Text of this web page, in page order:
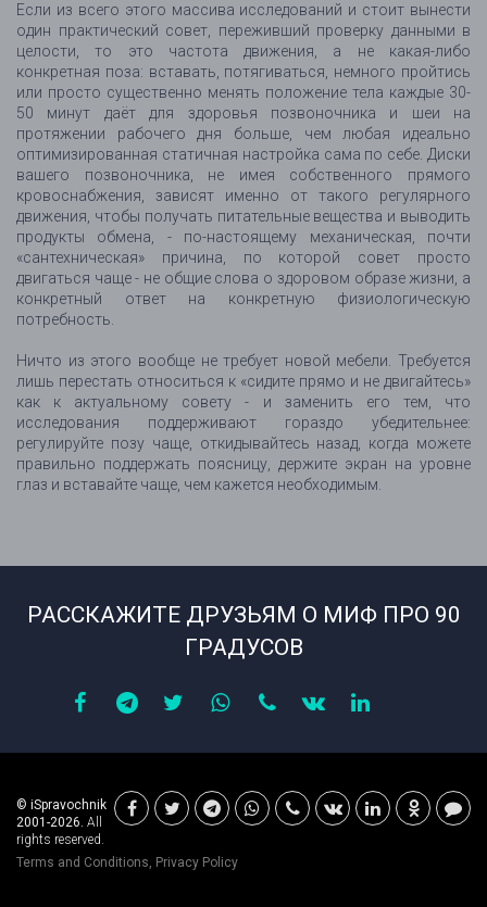
Если из всего этого массива исследований и стоит вынести
один практический совет, переживший проверку данными в
целости, то это частота движения, а не какая-либо
конкретная поза: вставать, потягиваться, немного пройтись
или просто существенно менять положение тела каждые 30-
50 минут даёт для здоровья позвоночника и шеи на
протяжении рабочего дня больше, чем любая идеально
оптимизированная статичная настройка сама по себе. Диски
вашего позвоночника, не имея собственного прямого
кровоснабжения, зависят именно от такого регулярного
движения, чтобы получать питательные вещества и выводить
продукты обмена, - по-настоящему механическая, почти
«сантехническая» причина, по которой совет просто
двигаться чаще - не общие слова о здоровом образе жизни, а
конкретный ответ на конкретную физиологическую
потребность.
Ничто из этого вообще не требует новой мебели. Требуется
лишь перестать относиться к «сидите прямо и не двигайтесь»
как к актуальному совету - и заменить его тем, что
исследования поддерживают гораздо убедительнее:
регулируйте позу чаще, откидывайтесь назад, когда можете
правильно поддержать поясницу, держите экран на уровне
глаз и вставайте чаще, чем кажется необходимым.
РАССКАЖИТЕ ДРУЗЬЯМ О МИФ ПРО 90
ГРАДУСОВ
© iSpravochnik
2001-2026. All
rights reserved.
Terms and Conditions, Privacy Policy